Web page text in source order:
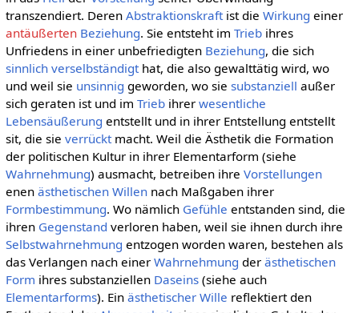
transzendiert. Deren Abstraktionskraftist die Wirkung einer
antäußerten Beziehung. Sie entsteht im Triebihres
Unfriedens in einer unbefriedigten Beziehung, die sich
sinnlich verselbständigthat, die also gewalttätig wird, wo
und weil sie unsinnig geworden, wo sie substanziell außer
sich geraten ist und im Triebihrer wesentliche
Lebensäußerung entstellt und in ihrer Entstellung entstellt
sit, die sie verrücktmacht. Weil die Ästhetik die Formation
der politischen Kultur in ihrer Elementarform (siehe
Wahrnehmung) ausmacht, betreiben ihre Vorstellungen
enen ästhetischen Willennach Maßgaben ihrer
Formbestimmung. Wo nämlich Gefühle entstanden sind, die
ihren Gegenstand verloren haben, weil sie ihnen durch ihre
Selbstwahrnehmung entzogen worden waren, bestehen als
das Verlangen nach einer Wahrnehmung der ästhetischen
Form ihres substanziellen Daseins(siehe auch
Elementarforms). Ein ästhetischer Wille reflektiert den